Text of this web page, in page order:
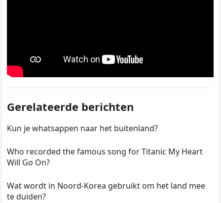
Gerelateerde berichten
Kun je whatsappen naar het buitenland?
Who recorded the famous song for Titanic My Heart
Will Go On?
Wat wordt in Noord-Korea gebruikt om het land mee
te duiden?